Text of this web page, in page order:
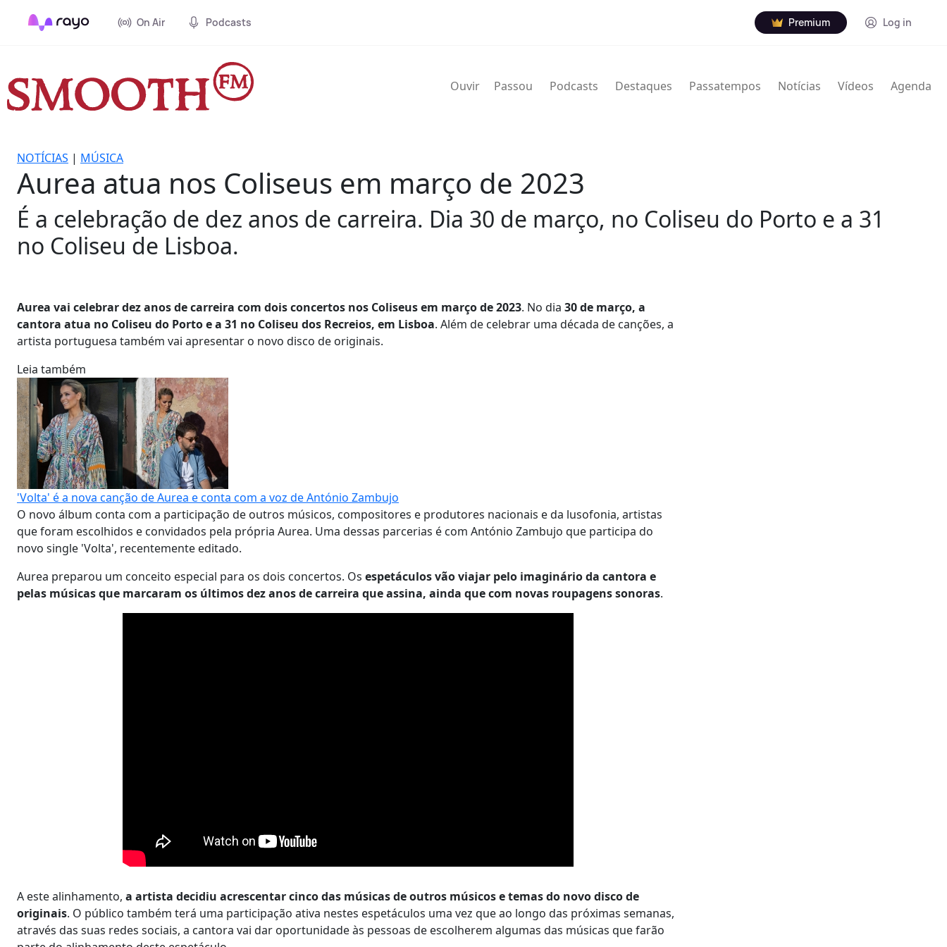
On Air Podcasts Premium Log in
Ouvir Passou Podcasts Destaques Passatempos Notícias Vídeos Agenda
NOTÍCIAS | MÚSICA
Aurea atua nos Coliseus em março de 2023
É a celebração de dez anos de carreira. Dia 30 de março, no Coliseu do Porto e a 31
no Coliseu de Lisboa.
Aurea vai celebrar dez anos de carreira com dois concertos nos Coliseus em março de 2023. No dia 30 de março, a
cantora atua no Coliseu do Porto e a 31 no Coliseu dos Recreios, em Lisboa. Além de celebrar uma década de canções, a
artista portuguesa também vai apresentar o novo disco de originais.
Leia também
'Volta' é a nova canção de Aurea e conta com a voz de António Zambujo
O novo álbum conta com a participação de outros músicos, compositores e produtores nacionais e da lusofonia, artistas
que foram escolhidos e convidados pela própria Aurea. Uma dessas parcerias é com António Zambujo que participa do
novo single 'Volta', recentemente editado.
Aurea preparou um conceito especial para os dois concertos. Os espetáculos vão viajar pelo imaginário da cantora e
pelas músicas que marcaram os últimos dez anos de carreira que assina, ainda que com novas roupagens sonoras.
A este alinhamento, a artista decidiu acrescentar cinco das músicas de outros músicos e temas do novo disco de
originais. O público também terá uma participação ativa nestes espetáculos uma vez que ao longo das próximas semanas,
através das suas redes sociais, a cantora vai dar oportunidade às pessoas de escolherem algumas das músicas que farão